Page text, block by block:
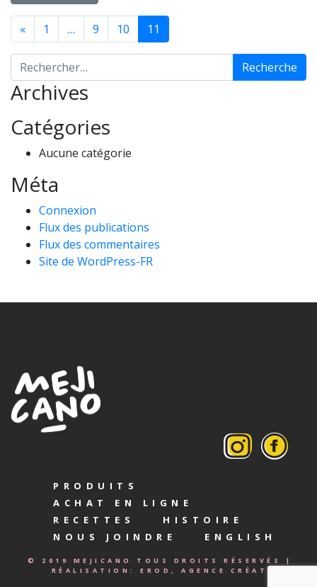
NAVIGATION DANS
« 1 … 9 10 11
Recherche pour :
Archives
Catégories
Aucune catégorie
Méta
Connexion
Flux des publications
Flux des commentaires
Site de WordPress-FR
PRODUITS
ACHAT EN LIGNE
RECETTES
HISTOIRE
NOUS JOINDRE
ENGLISH
© 2019 MEJICANO TOUS DROITS RÉSERVÉS |
RÉALISATION: EROD, AGENCE CRÉATIVE.